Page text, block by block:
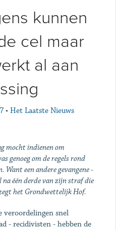
kunnen
cel maar
al aan
• Het Laatste Nieuws
mocht indienen om
genoeg om de regels rond
een andere gevangene -
één derde van zijn straf die
het Grondwettelijk Hof.
veroordelingen snel
- recidivisten - hebben de